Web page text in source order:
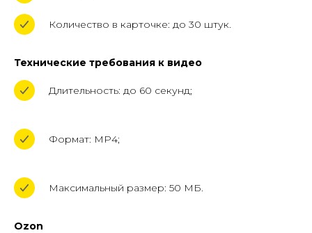
Количество в карточке: до 30 штук.
Технические требования к видео
Длительность: до 60 секунд;
Формат: MP4;
Максимальный размер: 50 МБ.
Ozon
ОСТАЛИСЬ ВОПРОСЫ?
Вы всегда можете перезвонить